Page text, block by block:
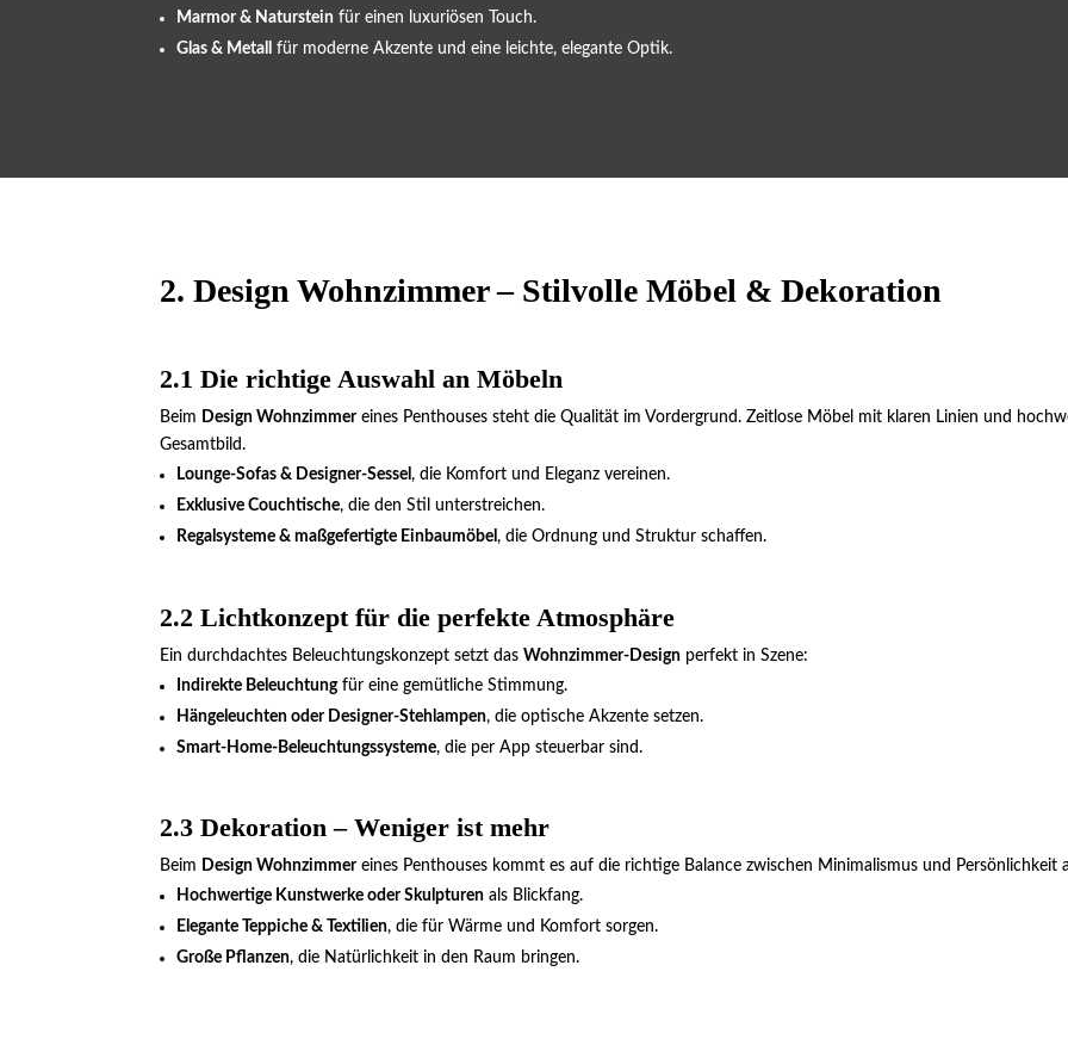
Marmor & Naturstein für einen luxuriösen Touch.
Glas & Metall
für moderne Akzente und eine leichte, elegante Optik.
2. Design Wohnzimmer – Stilvolle Möbel & Dekoration
2.1 Die richtige Auswahl an Möbeln
Beim Design Wohnzimmereines Penthouses steht die Qualität im Vordergrund. Zeitlose Möbel mit klaren Linien und
Gesamtbild.
Lounge-Sofas & Designer-Sessel, die Komfort und Eleganz vereinen.
Exklusive Couchtische, die den Stil unterstreichen.
Regalsysteme & maßgefertigte Einbaumöbel, die Ordnung und Struktur schaffen.
2.2 Lichtkonzept für die perfekte Atmosphäre
Ein durchdachtes Beleuchtungskonzept setzt dasWohnzimmer-Design perfekt in Szene:
Indirekte Beleuchtungfür eine gemütliche Stimmung.
Hängeleuchten oder Designer-Stehlampen, die optische Akzente setzen.
Smart-Home-Beleuchtungssysteme, die per App steuerbar sind.
2.3 Dekoration – Weniger ist mehr
Beim Design Wohnzimmereines Penthouses kommt es auf die richtige Balance zwischen Minimalismus und Persönlichkeit
Hochwertige Kunstwerke oder Skulpturen als Blickfang.
Elegante Teppiche & Textilien, die für Wärme und Komfort sorgen.
Große Pflanzen, die Natürlichkeit in den Raum bringen.